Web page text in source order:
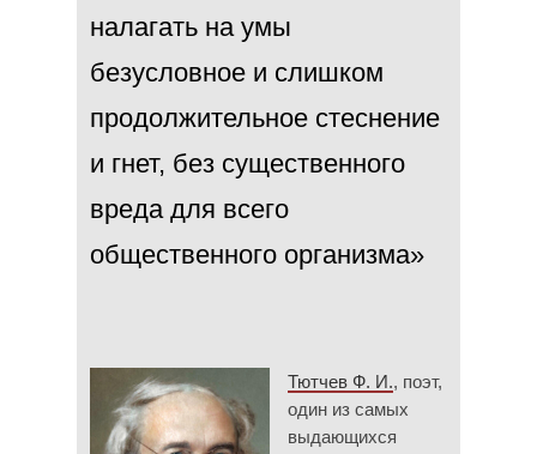
налагать на умы
безусловное и слишком
продолжительное стеснение
и гнет, без существенного
вреда для всего
общественного организма»
Тютчев Ф. И., поэт,
один из самых
выдающихся